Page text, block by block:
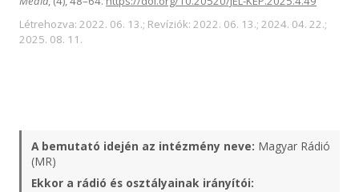
Létrehozva: 2022. 06. 13.; Revíziók: 2022. 06. 13.; 2024. 04. 22.;
2025. 08. 11.
A bemutató idején az intézmény neve: Magyar Rádió
(MR)
Ekkor a rádió és osztályainak irányítói: